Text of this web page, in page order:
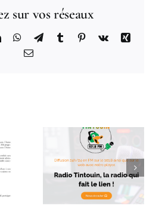
sur vos réseaux
LinkedInWhatsApp
TelegramTumblr Pinterest
Vk
Xing
Email
sur
Rose Chair
sur Radio
Libertaire